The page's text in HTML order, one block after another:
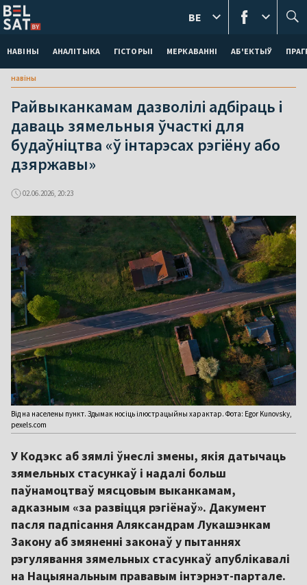
НАВІНЫ АНАЛІТЫКА ГІСТОРЫІ МЕРКАВАННI АБ'ЕКТЫЎ
BE
навіны
Райвыканкамам дазволілі адбіраць і
даваць зямельныя ўчасткі для
будаўніцтва «ў інтарэсах рэгіёну або
дзяржавы»
02.06.2026, 20:23
Від на населены пункт. Здымак носіць ілюстрацыйны характар. Фота: Egor Kunovsky,
pexels.com
У Кодэкс аб зямлі ўнеслі змены, якія датычаць
зямельных стасункаў і надалі больш
паўнамоцтваў мясцовым выканкамам,
адказным «за развіцця рэгіёнаў». Дакумент
пасля падпісання Аляксандрам Лукашэнкам
Закону аб змяненні законаў у пытаннях
рэгулявання зямельных стасункаў апублікавалі
на Нацыянальным прававым інтэрнэт-партале.